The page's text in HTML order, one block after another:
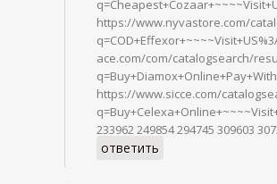
https://www.nyvastore.com/
ace.com/com/catalogsearch/
https://www.sicce.com/
233962 249854 294745 309603
ответить